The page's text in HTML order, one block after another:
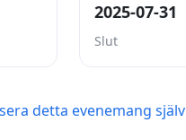
2025-07-31
Slut
detta evenemang själv